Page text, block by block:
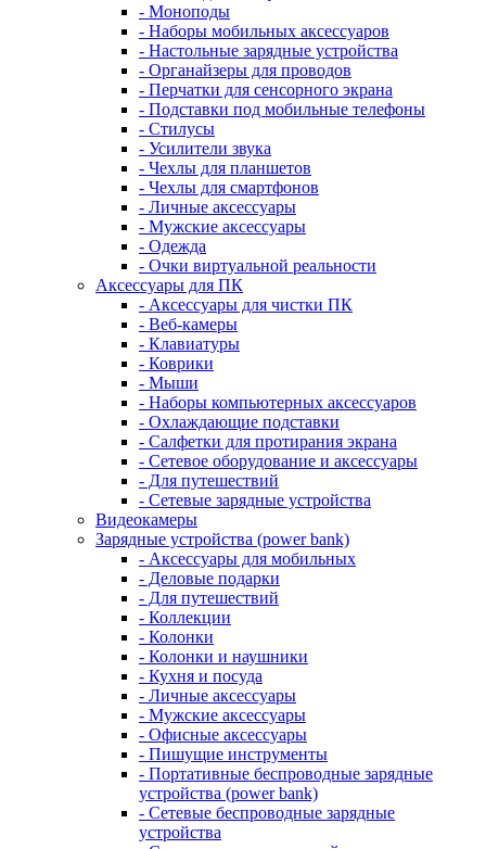
- Моноподы
- Наборы мобильных аксессуаров
- Настольные зарядные устройства
- Органайзеры для проводов
- Перчатки для сенсорного экрана
- Подставки под мобильные телефоны
- Стилусы
- Усилители звука
- Чехлы для планшетов
- Чехлы для смартфонов
- Личные аксессуары
- Мужские аксессуары
- Одежда
- Очки виртуальной реальности
Аксессуары для ПК
- Аксессуары для чистки ПК
- Веб-камеры
- Клавиатуры
- Коврики
- Мыши
- Наборы компьютерных аксессуаров
- Охлаждающие подставки
- Салфетки для протирания экрана
- Сетевое оборудование и аксессуары
- Для путешествий
- Сетевые зарядные устройства
Видеокамеры
Зарядные устройства (power bank)
- Аксессуары для мобильных
- Деловые подарки
- Для путешествий
- Коллекции
- Колонки
- Колонки и наушники
- Кухня и посуда
- Личные аксессуары
- Мужские аксессуары
- Офисные аксессуары
- Пишущие инструменты
- Портативные беспроводные зарядные
устройства (power bank)
- Сетевые беспроводные зарядные
устройства